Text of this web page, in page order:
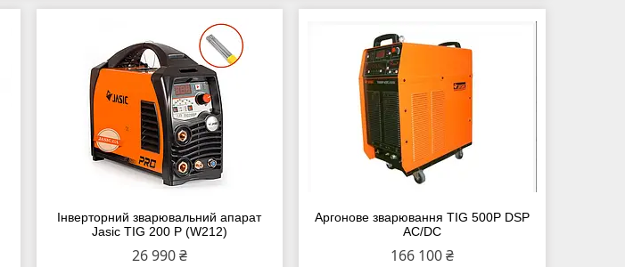
Інверторний зварювальний апарат
Jasic TIG 200 P (W212)
26 990 ₴
Аргонове зварювання TIG 500P DSP
AC/DC
166 100 ₴